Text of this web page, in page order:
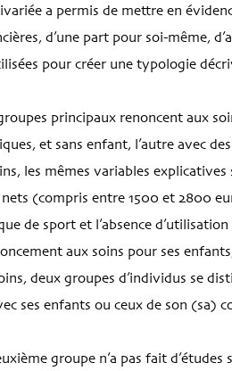
a permis de mettre en
d’une part pour soi-même,
pour créer une typologie
principaux renoncent aux
et sans enfant, l’autre avec
les mêmes variables
(compris entre 1500 et 2800
de sport et l’absence
aux soins pour ses
deux groupes d’individus se
ses enfants ou ceux de son (sa)
groupe n’a pas fait d’études